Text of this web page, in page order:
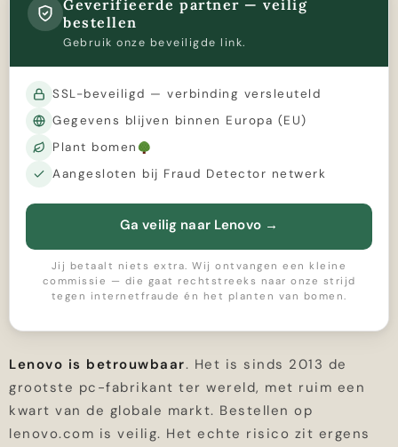
Geverifieerde partner — veilig
bestellen
Gebruik onze beveiligde link.
SSL-beveiligd — verbinding versleuteld
Gegevens blijven binnen Europa (EU)
Plant bomen
Aangesloten bij Fraud Detector netwerk
Ga veilig naar Lenovo→
Jij betaalt niets extra. Wij ontvangen een kleine
commissie — die gaat rechtstreeks naar onze strijd
tegen internetfraude én het planten van bomen.
Lenovo is betrouwbaar. Het is sinds 2013 de
grootste pc-fabrikant ter wereld, met ruim een
kwart van de globale markt. Bestellen op
lenovo.com is veilig. Het echte risico zit ergens